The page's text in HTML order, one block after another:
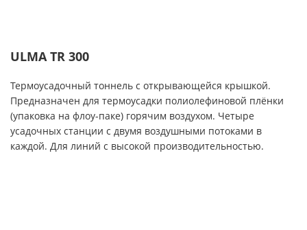
ULMA TR 300
Термоусадочный тоннель с открывающейся крышкой.
Предназначен для термоусадки полиолефиновой плёнки
(упаковка на флоу-паке) горячим воздухом. Четыре
усадочных станции с двумя воздушными потоками в
каждой. Для линий с высокой производительностью.